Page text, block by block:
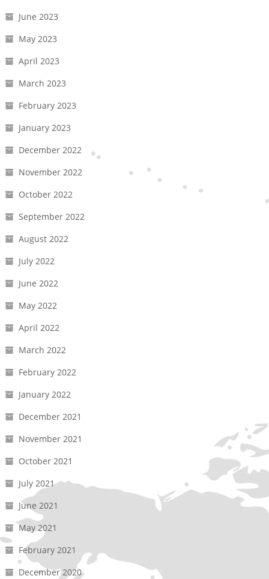
June 2023
May 2023
April 2023
March 2023
February 2023
January 2023
December 2022
November 2022
October 2022
September 2022
August 2022
July 2022
June 2022
May 2022
April 2022
March 2022
February 2022
January 2022
December 2021
November 2021
October 2021
July 2021
June 2021
May 2021
February 2021
December 2020